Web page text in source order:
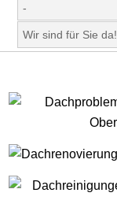
-
Wir sind für Sie da!